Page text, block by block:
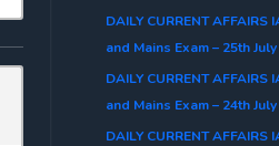
DAILY CURRENT AFFAIRS
and Mains Exam – 25th
DAILY CURRENT AFFAIRS
and Mains Exam – 24th
DAILY CURRENT AFFAIRS